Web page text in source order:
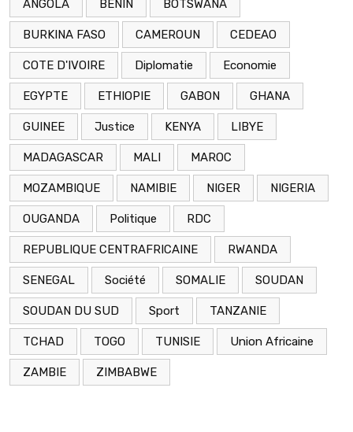
ANGOLA BENIN BOTSWANA
BURKINA FASO CAMEROUN CEDEAO
COTE D'IVOIRE Diplomatie Economie
EGYPTE ETHIOPIE GABON GHANA
GUINEE Justice KENYA LIBYE
MADAGASCAR MALI MAROC
MOZAMBIQUE NAMIBIE NIGER NIGERIA
OUGANDA Politique RDC
REPUBLIQUE CENTRAFRICAINE RWANDA
SENEGAL Société SOMALIE SOUDAN
SOUDAN DU SUD Sport TANZANIE
TCHAD TOGO TUNISIE Union Africaine
ZAMBIE ZIMBABWE